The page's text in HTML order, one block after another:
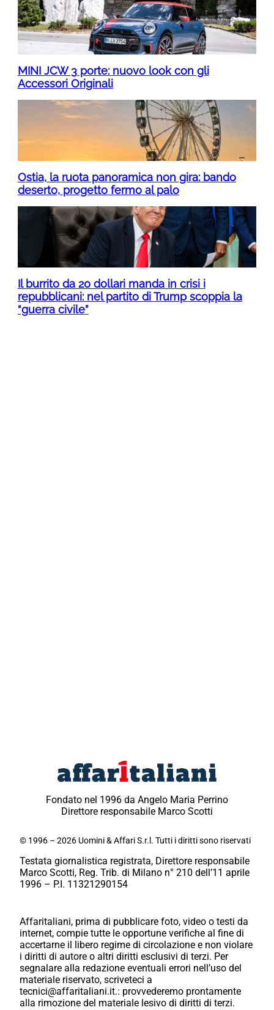
MINI JCW 3 porte: nuovo look con gli
Accessori Originali
Ostia, la ruota panoramica non gira: bando
deserto, progetto fermo al palo
Il burrito da 20 dollari manda in crisi i
repubblicani: nel partito di Trump scoppia la
“guerra civile”
Fondato nel 1996 da Angelo Maria Perrino
Direttore responsabile Marco Scotti
© 1996 – 2026 Uomini & Affari S.r.l. Tutti i diritti sono riservati
Testata giornalistica registrata, Direttore responsabile
Marco Scotti, Reg. Trib. di Milano n° 210 dell’11 aprile
1996 – P.I. 11321290154
Affaritaliani, prima di pubblicare foto, video o testi da
internet, compie tutte le opportune verifiche al fine di
accertarne il libero regime di circolazione e non violare
i diritti di autore o altri diritti esclusivi di terzi. Per
segnalare alla redazione eventuali errori nell’uso del
materiale riservato, scriveteci a
tecnici@affaritaliani.it.: provvederemo prontamente
alla rimozione del materiale lesivo di diritti di terzi.